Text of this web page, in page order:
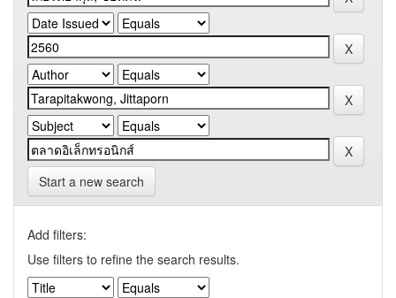
Start a new search
Add filters:
Use filters to refine the search results.